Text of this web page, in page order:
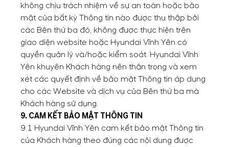
không chịu trách nhiệm về sự an toàn hoặc bảo
mật của bất kỳ Thông tin nào được thu thập bởi
các Bên thứ ba đó, không được thực hiện trên
giao diện website hoặc Hyundai Vĩnh Yên có
quyền quản lý và/hoặc kiểm soát. Hyundai Vĩnh
Yên khuyên Khách hàng nên thận trọng và xem
xét các quyết định về bảo mật Thông tin áp dụng
cho các Website và dịch vụ của Bên thứ ba mà
Khách hàng sử dụng.
9. CAM KẾT BẢO MẬT THÔNG TIN
9.1 Hyundai Vĩnh Yên cam kết bảo mật Thông tin
của Khách hàng theo đúng các nội dung được